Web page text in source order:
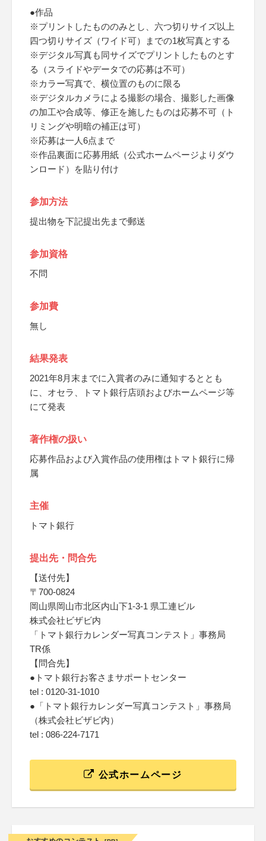
●作品
※プリントしたもののみとし、六つ切りサイズ以上
四つ切りサイズ（ワイド可）までの1枚写真とする
※デジタル写真も同サイズでプリントしたものとす
る（スライドやデータでの応募は不可）
※カラー写真で、横位置のものに限る
※デジタルカメラによる撮影の場合、撮影した画像
の加工や合成等、修正を施したものは応募不可（ト
リミングや明暗の補正は可）
※応募は一人6点まで
※作品裏面に応募用紙（公式ホームページよりダウ
ンロード）を貼り付け
参加方法
提出物を下記提出先まで郵送
参加資格
不問
参加費
無し
結果発表
2021年8月末までに入賞者のみに通知するととも
に、オセラ、トマト銀行店頭およびホームページ等
にて発表
著作権の扱い
応募作品および入賞作品の使用権はトマト銀行に帰
属
主催
トマト銀行
提出先・問合先
【送付先】
〒700-0824
岡山県岡山市北区内山下1-3-1 県工連ビル
株式会社ビザビ内
「トマト銀行カレンダー写真コンテスト」事務局
TR係
【問合先】
●トマト銀行お客さまサポートセンター
tel : 0120-31-1010
●「トマト銀行カレンダー写真コンテスト」事務局
（株式会社ビザビ内）
tel : 086-224-7171
公式ホームページ